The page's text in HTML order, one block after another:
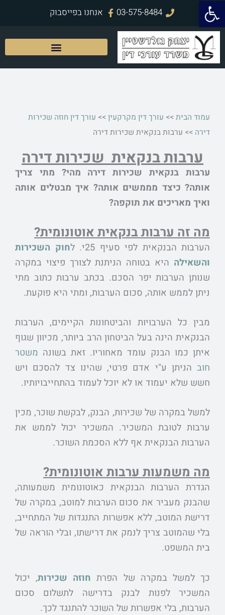
פתח סרגל נגישות
דילוג
לתוכן
03-575-8484 אנחנו בפייסבוק
עמוד הבית>> עורך דין מקרקעין>> עורך דין חוזה שכירות
דירה >> ערבות בנקאית שכירות דירה
ערבות בנקאית שכירות דירה
ערבות בנקאית שכירות דירה מהי? מתי צריך
אותה? כיצד מממשים אותה? איך מבטלים אותה
ואיך מאריכים את תוקפה?
מה זה ערבות בנקאית אוטונומית?
הערבות הבנקאית לפי סעיף 25י. ל
חוק השכירות
והשאילה היא בטוחה הניתנת לצורך פיצוי במקרה
שנותן הערבות יפר הסכם. בכתב ערבות כתוב מתי
ניתן לממש אותה, סכום הערבות, ומתי היא פוקעת.
מבין כל הערבויות והביטחונות הקיימים, הערבות
הבנקאית הינה בעל הביטחון הרב ביותר, מכיוון שגוף
איתן כמו הבנק עומד מאחוריו. זאת בשונה משטר
חוב הניתן ע"י אדם פרטי, שהינו צד להסכם ויש
חשש שלא יעמוד או לא יוכל לעמוד בהתחייבויותיו.
למשל במקרה של שכירות, הבנק, לבקשת שוכר, מכין
ערבות לטובת המשכיר. המשכיר יכול לממש את
הערבות הבנקאית אף ללא הסכמת השוכר.
מה משמעות ערבות אוטונומית?
הגדרת הערבות הבנקאית כאוטונומית משמעותה,
שהבנק מעביר את סכום הערבות למוטב, במקרה של
דרישת המוטב, ללא אפשרות התנגדות של המתחייב,
בלי שהמוטב צריך לנמק את דרישתו, ובלי הוראה של
בית המשפט.
כך למשל במקרה של הפרת חוזה שכירות, יכול
המשכיר לפנות לבנק בדרישה לתשלום סכום
הערבות, בלי אפשרות של השוכר להתנגד לכך.